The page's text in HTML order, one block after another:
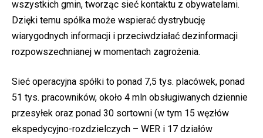
wszystkich gmin, tworząc sieć kontaktu z obywatelami.
Dzięki temu spółka może wspierać dystrybucję
wiarygodnych informacji i przeciwdziałać dezinformacji
rozpowszechnianej w momentach zagrożenia.
Sieć operacyjna spółki to ponad 7,5 tys. placówek, ponad
51 tys. pracowników, około 4 mln obsługiwanych dziennie
przesyłek oraz ponad 30 sortowni (w tym 15 węzłów
ekspedycyjno-rozdzielczych – WER i 17 działów